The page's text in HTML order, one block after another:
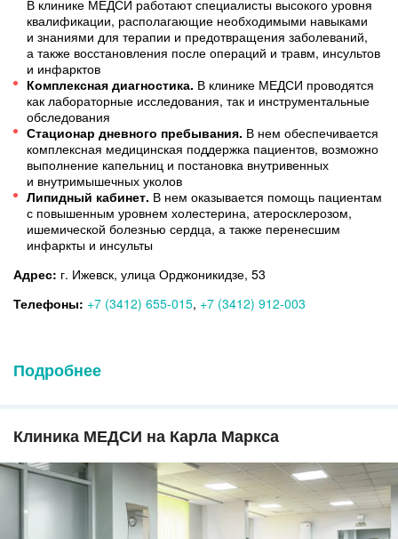
В клинике МЕДСИ работают специалисты высокого уровня
квалификации, располагающие необходимыми навыками
и знаниями для терапии и предотвращения заболеваний,
а также восстановления после операций и травм, инсультов
и инфарктов
Комплексная диагностика. В клинике МЕДСИ проводятся
как лабораторные исследования, так и инструментальные
обследования
Стационар дневного пребывания. В нем обеспечивается
комплексная медицинская поддержка пациентов, возможно
выполнение капельниц и постановка внутривенных
и внутримышечных уколов
Липидный кабинет. В нем оказывается помощь пациентам
с повышенным уровнем холестерина, атеросклерозом,
ишемической болезнью сердца, а также перенесшим
инфаркты и инсульты
Адрес: г. Ижевск, улица Орджоникидзе, 53
Телефоны: +7 (3412) 655-015, +7 (3412) 912-003
Подробнее
Клиника МЕДСИ на Карла Маркса